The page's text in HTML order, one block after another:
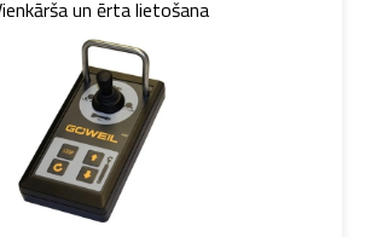
un ērta lietošana